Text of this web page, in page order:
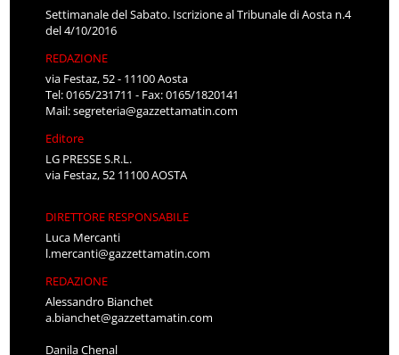
Settimanale del Sabato. Iscrizione al Tribunale di Aosta n.4
del 4/10/2016
REDAZIONE
via Festaz, 52 - 11100 Aosta
Tel: 0165/231711 - Fax: 0165/1820141
Mail:segreteria@gazzettamatin.com
Editore
LG PRESSE S.R.L.
via Festaz, 52 11100 AOSTA
DIRETTORE RESPONSABILE
Luca Mercanti
l.mercanti@gazzettamatin.com
REDAZIONE
Alessandro Bianchet
a.bianchet@gazzettamatin.com
Danila Chenal